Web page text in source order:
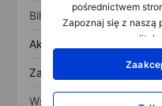
pośrednictwem
Zapoznaj się z naszą
polityką
Bilans
Aktywa ogółem
Zadłużenie ogółem
Wskaźniki